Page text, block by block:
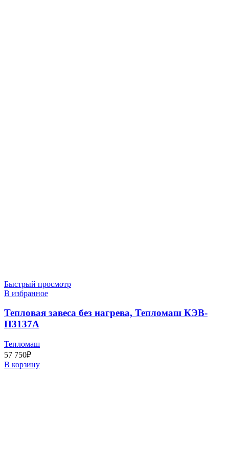
Быстрый просмотр
В избранное
Тепловая завеса без нагрева, Тепломаш КЭВ-
П3137A
Тепломаш
57 750₽
В корзину